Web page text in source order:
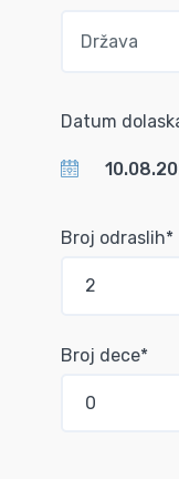
Datum
Broj odraslih*
Broj dece*